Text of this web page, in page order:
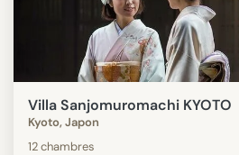
Villa Sanjomuromachi KYOTO
Kyoto, Japon
12 chambres